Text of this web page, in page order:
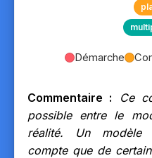
Démarche
Commentaire :
Ce
possible entre le
réalité. Un modèle
compte que de